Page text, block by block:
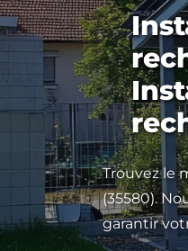
Trouvez le
(35580).
garantir